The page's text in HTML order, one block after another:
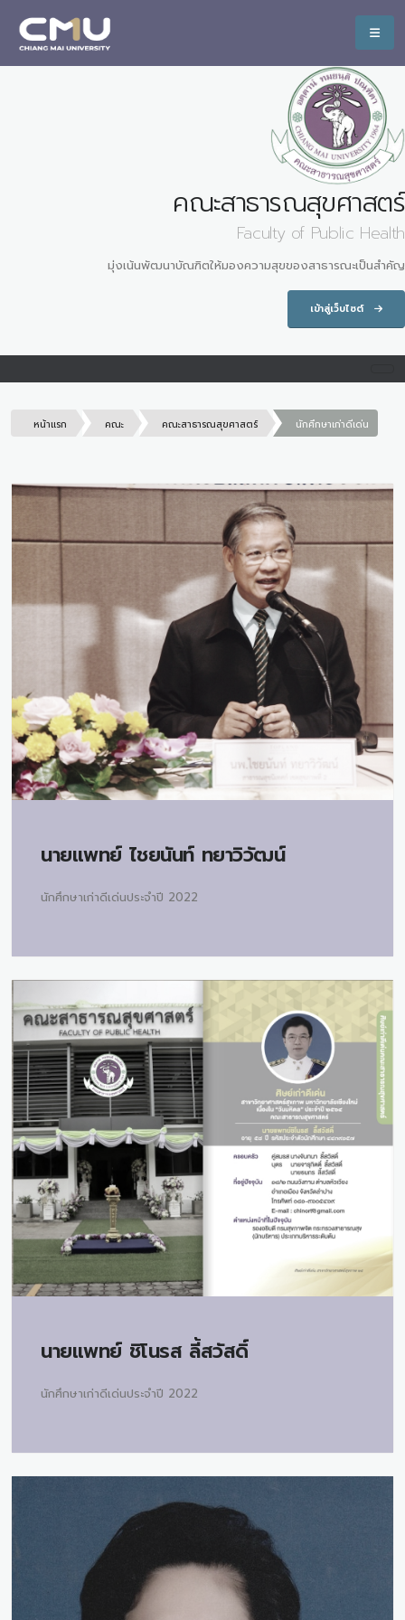
คณะสาธารณสุขศาสตร์
Faculty of Public Health
มุ่งเน้นพัฒนาบัณฑิตให้มองความสุขของสาธารณะเป็นสำคัญ
เข้าสู่เว็บไซต์
หน้าแรก คณะ คณะสาธารณสุขศาสตร์ นักศึกษาเก่าดีเด่น
นายแพทย์ ไชยนันท์ ทยาวิวัฒน์
นักศึกษาเก่าดีเด่นประจำปี 2022
นายแพทย์ ชิโนรส ลี้สวัสดิ์
นักศึกษาเก่าดีเด่นประจำปี 2022